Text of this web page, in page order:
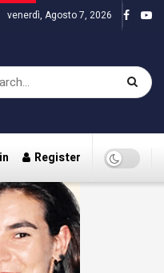
venerdì, Agosto 7, 2026
Register